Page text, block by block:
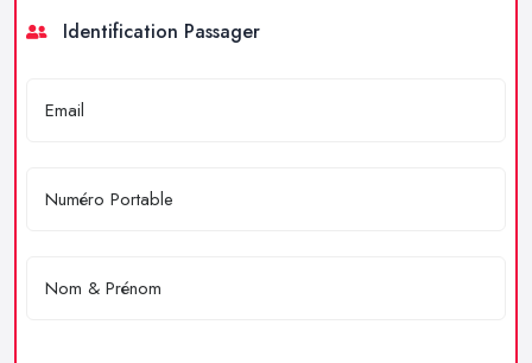
Identification Passager